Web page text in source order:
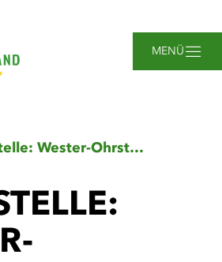
MENÜ
Haltestelle: Wester-Ohrstedt Alte Schule